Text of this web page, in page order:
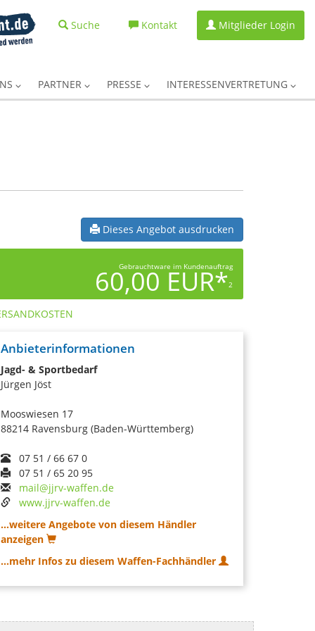
Suche Kontakt Mitglieder Login
PARTNER PRESSE INTERESSENVERTRETUNG
Dieses Angebot ausdrucken
Gebrauchtware im Kundenauftrag
60,00 EUR*2
Anbieterinformationen
Jagd- & Sportbedarf
Jürgen Jöst
Mooswiesen 17
88214 Ravensburg (Baden-Württemberg)
07 51 / 66 67 0
07 51 / 65 20 95
mail@jjrv-waffen.de
www.jjrv-waffen.de
...weitere Angebote von diesem Händler
anzeigen
...mehr Infos zu diesem Waffen-Fachhändler